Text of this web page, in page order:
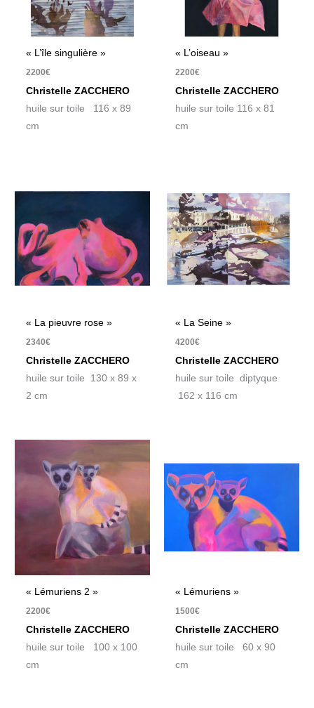
« L’île singulière »
2200€
Christelle ZACCHERO
huile sur toile 116 x 89
cm
« L’oiseau »
2200€
Christelle ZACCHERO
huile sur toile 116 x 81
cm
« La pieuvre rose »
2340€
Christelle ZACCHERO
huile sur toile 130 x 89 x
2 cm
« La Seine »
4200€
Christelle ZACCHERO
huile sur toile diptyque
162 x 116 cm
« Lémuriens 2 »
2200€
Christelle ZACCHERO
huile sur toile 100 x 100
cm
« Lémuriens »
1500€
Christelle ZACCHERO
huile sur toile 60 x 90
cm